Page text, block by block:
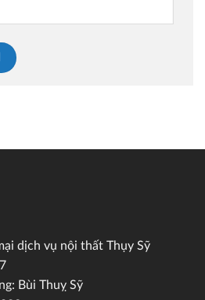
dịch vụ nội thất Thụy Sỹ
Bùi Thuỵ Sỹ